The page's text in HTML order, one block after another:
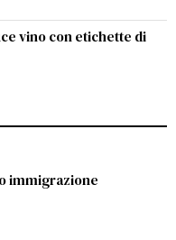
vino con etichette di
immigrazione